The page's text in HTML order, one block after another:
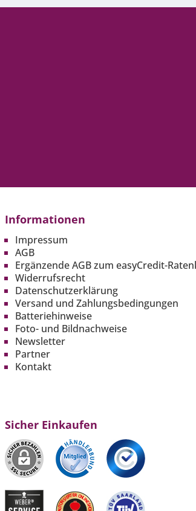
Informationen
Impressum
AGB
Ergänzende AGB zum easyCredit-
Widerrufsrecht
Datenschutzerklärung
Versand und Zahlungsbedingungen
Batteriehinweise
Foto- und Bildnachweise
Newsletter
Partner
Kontakt
Sicher Einkaufen